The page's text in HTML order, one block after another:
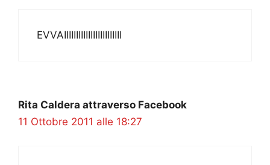
EVVAIIIIIIIIIIIIIIIIIIIIIIII
Rita Caldera attraverso Facebook
11 Ottobre 2011 alle 18:27